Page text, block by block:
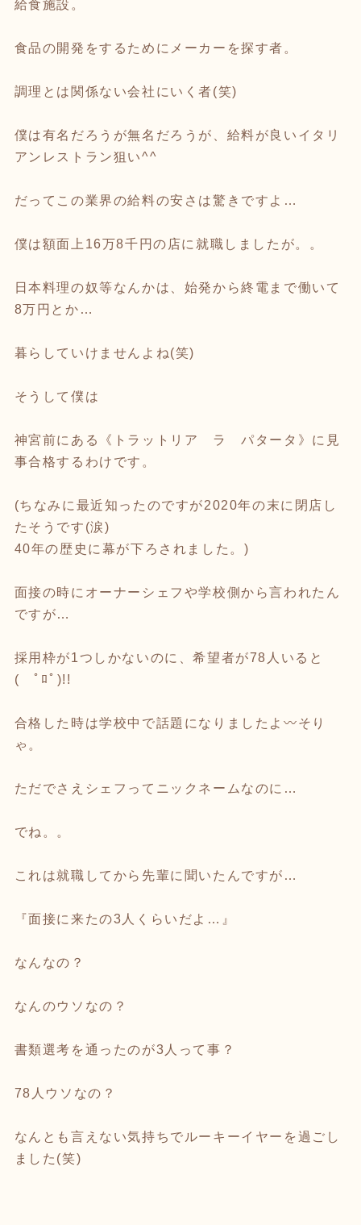
給食施設。
食品の開発をするためにメーカーを探す者。
調理とは関係ない会社にいく者(笑)
僕は有名だろうが無名だろうが、給料が良いイタリ
アンレストラン狙い^^
だってこの業界の給料の安さは驚きですよ…
僕は額面上16万8千円の店に就職しましたが。。
日本料理の奴等なんかは、始発から終電まで働いて
8万円とか…
暮らしていけませんよね(笑)
そうして僕は
神宮前にある《トラットリア ラ パタータ》に見
事合格するわけです。
(ちなみに最近知ったのですが2020年の末に閉店し
たそうです(涙)
40年の歴史に幕が下ろされました。)
面接の時にオーナーシェフや学校側から言われたん
ですが…
採用枠が1つしかないのに、希望者が78人いると
( ﾟﾛﾟ)!!
合格した時は学校中で話題になりましたよ〰️そり
ゃ。
ただでさえシェフってニックネームなのに…
でね。。
これは就職してから先輩に聞いたんですが…
『面接に来たの3人くらいだよ…』
なんなの？
なんのウソなの？
書類選考を通ったのが3人って事？
78人ウソなの？
なんとも言えない気持ちでルーキーイヤーを過ごし
ました(笑)